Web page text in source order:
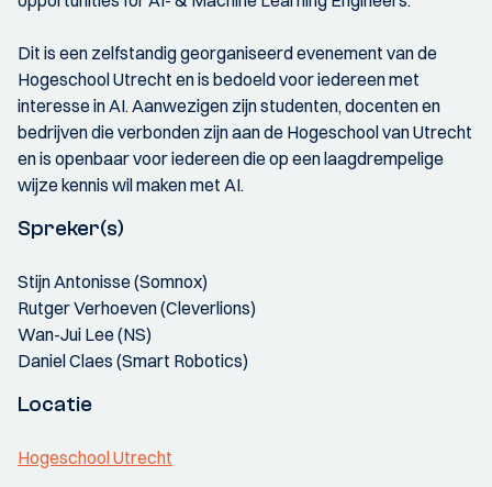
Dit is een zelfstandig georganiseerd evenement van de
Hogeschool Utrecht en is bedoeld voor iedereen met
interesse in AI. Aanwezigen zijn studenten, docenten en
bedrijven die verbonden zijn aan de Hogeschool van Utrecht
en is openbaar voor iedereen die op een laagdrempelige
wijze kennis wil maken met AI.
Spreker(s)
Stijn Antonisse (Somnox)
Rutger Verhoeven (Cleverlions)
Wan-Jui Lee (NS)
Daniel Claes (Smart Robotics)
Locatie
Hogeschool Utrecht